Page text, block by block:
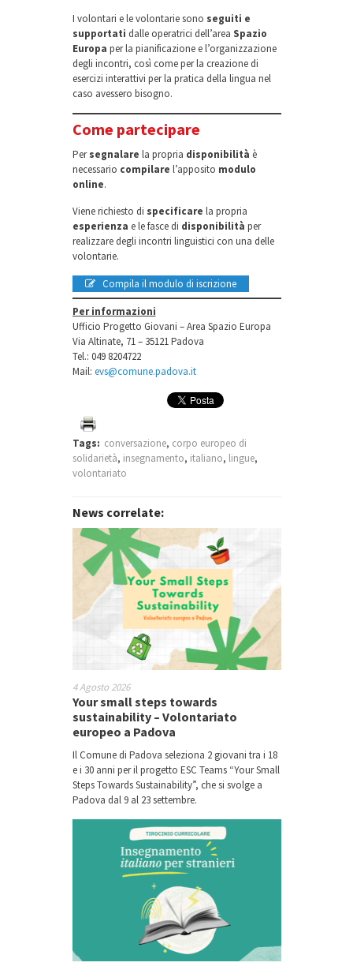
I volontari e le volontarie sono seguiti e
supportati dalle operatrici dell’area Spazio
Europa per la pianificazione e l’organizzazione
degli incontri, così come per la creazione di
esercizi interattivi per la pratica della lingua nel
caso avessero bisogno.
Come partecipare
Persegnalare la propria disponibilità è
necessario compilare l’apposito modulo
online.
Viene richiesto di specificare la propria
esperienza e le fasce di disponibilità per
realizzare degli incontri linguistici con una delle
volontarie.
Compila il modulo di iscrizione
Per informazioni
Ufficio Progetto Giovani – Area Spazio Europa
Via Altinate, 71 – 35121 Padova
Tel.: 049 8204722
Mail: evs@comune.padova.it
Tags: conversazione, corpo europeo di
solidarietà, insegnamento, italiano, lingue,
volontariato
News correlate:
4 Agosto 2026
Your small steps towards
sustainability – Volontariato
europeo a Padova
Il Comune di Padova seleziona 2 giovani tra i 18
e i 30 anni per il progetto ESC Teams “Your Small
Steps Towards Sustainability”, che si svolge a
Padova dal 9 al 23 settembre.